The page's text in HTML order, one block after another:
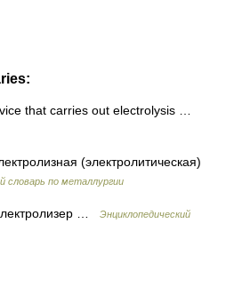
that carries out electrolysis …
(электролитическая)
словарь по металлургии
…
Энциклопедический